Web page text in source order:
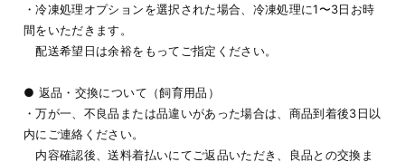
・冷凍処理オプションを選択された場合、冷凍処理に1〜3日お時
間をいただきます。
配送希望日は余裕をもってご指定ください。
● 返品・交換について（飼育用品）
・万が一、不良品または品違いがあった場合は、商品到着後3日以
内にご連絡ください。
内容確認後、送料着払いにてご返品いただき、良品との交換ま